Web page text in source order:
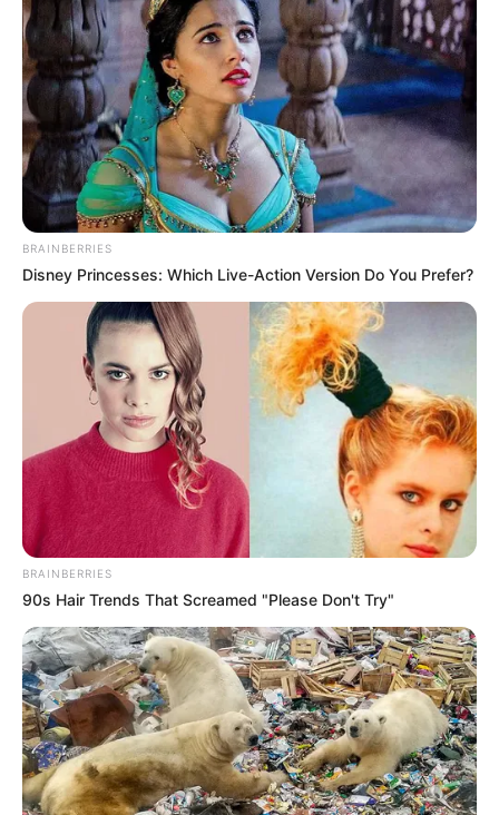
2. Senyum cerahnya mampu menebarkan aura positif
(foto: instagram/bebytsabina)
3. Gayafashion-nya memang selalu kece
BRAINBERRIES
Disney Princesses: Which Live-Action Version Do You Prefer?
BRAINBERRIES
90s Hair Trends That Screamed "Please Don't Try"